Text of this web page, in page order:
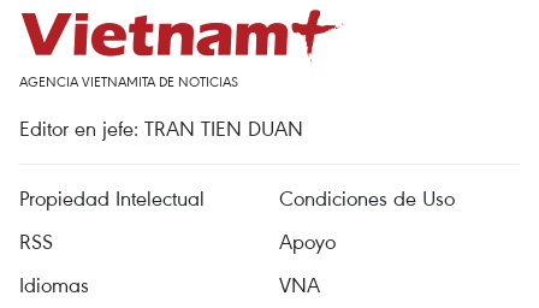
AGENCIA VIETNAMITA DE NOTICIAS
Editor en jefe: TRAN TIEN DUAN
Propiedad Intelectual
Condiciones de Uso
RSS
Apoyo
Idiomas
VNA